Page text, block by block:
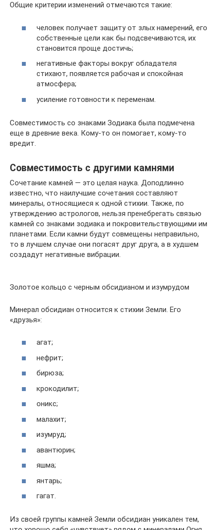
Общие критерии изменений отмечаются такие:
человек получает защиту от злых намерений, его
собственные цели как бы подсвечиваются, их
становится проще достичь;
негативные факторы вокруг обладателя
стихают, появляется рабочая и спокойная
атмосфера;
усиление готовности к переменам.
Совместимость со знаками Зодиака была подмечена
еще в древние века. Кому-то он помогает, кому-то
вредит.
Совместимость с другими камнями
Сочетание камней — это целая наука. Доподлинно
известно, что наилучшие сочетания составляют
минералы, относящиеся к одной стихии. Также, по
утверждению астрологов, нельзя пренебрегать связью
камней со знаками зодиака и покровительствующими им
планетами. Если камни будут совмещены неправильно,
то в лучшем случае они погасят друг друга, а в худшем
создадут негативные вибрации.
Золотое кольцо с черным обсидианом и изумрудом
Минерал обсидиан относится к стихии Земли. Его
«друзья»:
агат;
нефрит;
бирюза;
крокодилит;
оникс;
малахит;
изумруд;
авантюрин;
яшма;
янтарь;
гагат.
Из своей группы камней Земли обсидиан уникален тем,